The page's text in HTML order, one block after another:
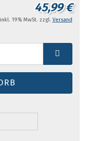
45,99 €
inkl. 19% MwSt. zzgl. Versand